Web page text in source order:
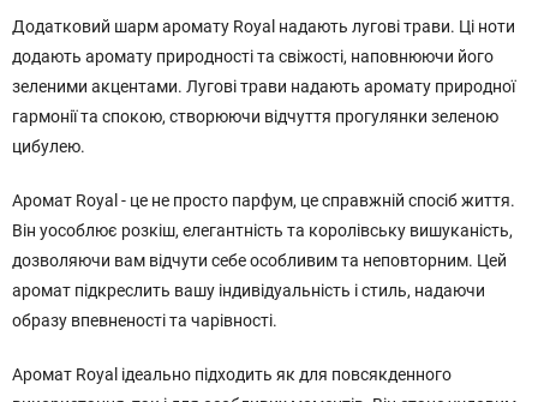
Додатковий шарм аромату Royal надають лугові трави. Ці ноти
додають аромату природності та свіжості, наповнюючи його
зеленими акцентами. Лугові трави надають аромату природної
гармонії та спокою, створюючи відчуття прогулянки зеленою
цибулею.
Аромат Royal - це не просто парфум, це справжній спосіб життя.
Він уособлює розкіш, елегантність та королівську вишуканість,
дозволяючи вам відчути себе особливим та неповторним. Цей
аромат підкреслить вашу індивідуальність і стиль, надаючи
образу впевненості та чарівності.
Аромат Royal ідеально підходить як для повсякденного